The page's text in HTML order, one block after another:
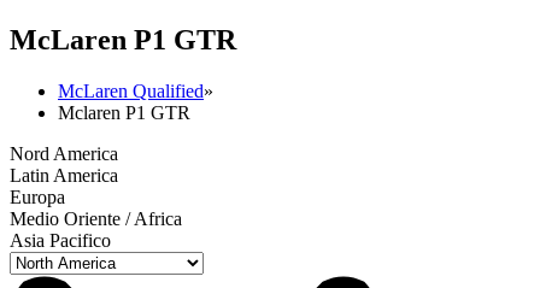
McLaren P1 GTR
McLaren Qualified»
Mclaren P1 GTR
Nord America
Latin America
Europa
Medio Oriente / Africa
Asia Pacifico